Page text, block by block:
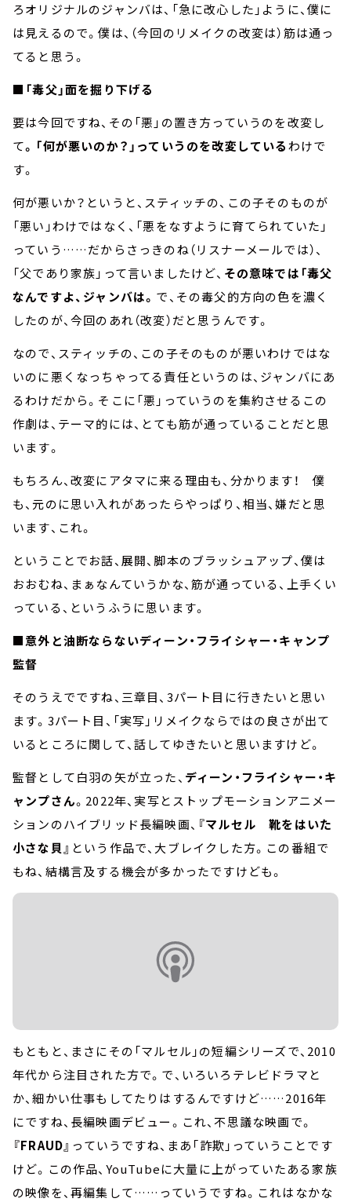
ろオリジナルのジャンバは、「急に改心した」ように、僕に
は見えるので。僕は、（今回のリメイクの改変は）筋は通っ
てると思う。
■「毒父」面を掘り下げる
要は今回ですね、その「悪」の置き方っていうのを改変し
て。「何が悪いのか？」っていうのを改変しているわけで
す。
何が悪いか？というと、スティッチの、この子そのものが
「悪い」わけではなく、「悪をなすように育てられていた」
っていう……だからさっきのね（リスナーメールでは）、
「父であり家族」って言いましたけど、 その意味では「毒父
なんですよ、ジャンバは。 で、その毒父的方向の色を濃く
したのが、今回のあれ（改変）だと思うんです。
なので、スティッチの、この子そのものが悪いわけではな
いのに悪くなっちゃってる責任というのは、ジャンバにあ
るわけだから。そこに「悪」っていうのを集約させるこの
作劇は、テーマ的には、とても筋が通っていることだと思
います。
もちろん、改変にアタマに来る理由も、分かります！ 僕
も、元のに思い入れがあったらやっぱり、相当、嫌だと思
います、これ。
ということでお話、展開、脚本のブラッシュアップ、僕は
おおむね、まぁなんていうかな、筋が通っている、上手くい
っている、というふうに思います。
■意外と油断ならないディーン・フライシャー・キャンプ
監督
そのうえでですね、三章目、3パート目に行きたいと思い
ます。3パート目、「実写」リメイクならではの良さが出て
いるところに関して、話してゆきたいと思いますけど。
監督として白羽の矢が立った、 ディーン・フライシャー・キ
ャンプさん。2022年、実写とストップモーションアニメー
ションのハイブリッド長編映画、 『マルセル 靴をはいた
小さな貝』 という作品で、大ブレイクした方。この番組で
もね、結構言及する機会が多かったですけども。
もともと、まさにその「マルセル」の短編シリーズで、2010
年代から注目された方で。で、いろいろテレビドラマと
か、細かい仕事もしてたりはするんですけど……2016年
にですね、長編映画デビュー。これ、不思議な映画で。
『FRAUD』 っていうですね、まあ「詐欺」っていうことです
けど。この作品、YouTubeに大量に上がっていたある家族
の映像を、再編集して……っていうですね。これはなかな